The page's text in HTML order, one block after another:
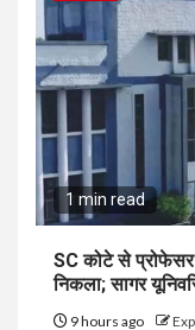
1 min read
SC कोटे से प्रोफेसर
निकला; सागर
9 hours ago